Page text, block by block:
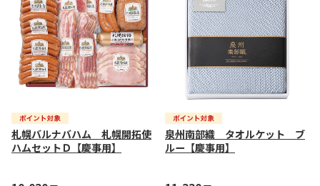
札幌バルナバハム 札幌開拓使
ハムセットＤ【慶事用】
泉州南部織 タオルケット ブ
ルー【慶事用】